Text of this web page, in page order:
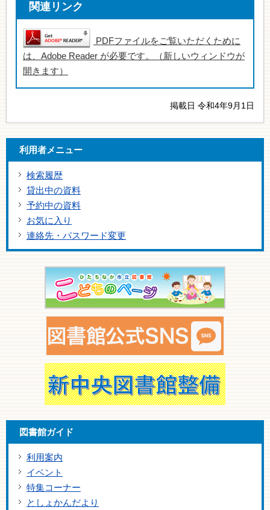
関連リンク
PDFファイルをご覧いただくために
は、Adobe Reader が必要です。（新しいウィンドウが
開きます）
掲載日 令和4年9月1日
利用者メニュー
検索履歴
貸出中の資料
予約中の資料
お気に入り
連絡先・パスワード変更
図書館ガイド
利用案内
イベント
特集コーナー
としょかんだより